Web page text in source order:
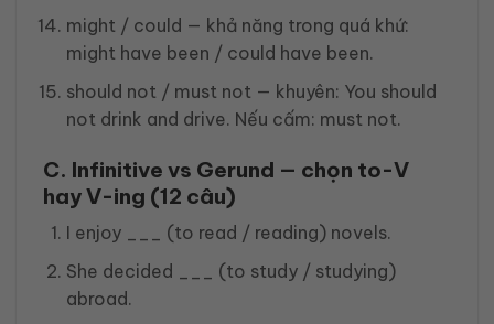
might / could — khả năng trong quá khứ:
might have been / could have been.
should not / must not — khuyên: You should
not drink and drive. Nếu cấm: must not.
C. Infinitive vs Gerund — chọn to-V
hay V-ing (12 câu)
I enjoy ___ (to read / reading) novels.
She decided ___ (to study / studying)
abroad.